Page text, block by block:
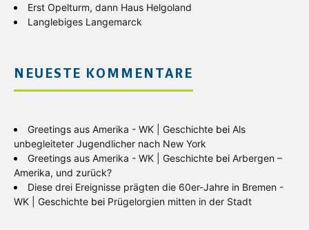
Erst Opelturm, dann Haus Helgoland
Langlebiges Langemarck
NEUESTE KOMMENTARE
Greetings aus Amerika - WK | Geschichte bei Als
unbegleiteter Jugendlicher nach New York
Greetings aus Amerika - WK | Geschichte bei Arbergen –
Amerika, und zurück?
Diese drei Ereignisse prägten die 60er-Jahre in Bremen -
WK | Geschichte bei Prügelorgien mitten in der Stadt